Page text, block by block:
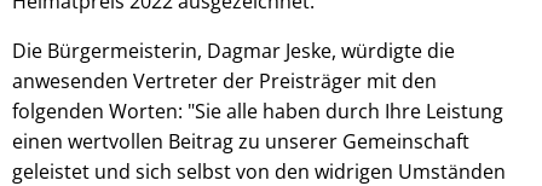
Die Bürgermeisterin, Dagmar Jeske, würdigte die
anwesenden Vertreter der Preisträger mit den
folgenden Worten: "Sie alle haben durch Ihre Leistung
einen wertvollen Beitrag zu unserer Gemeinschaft
geleistet und sich selbst von den widrigen Umständen